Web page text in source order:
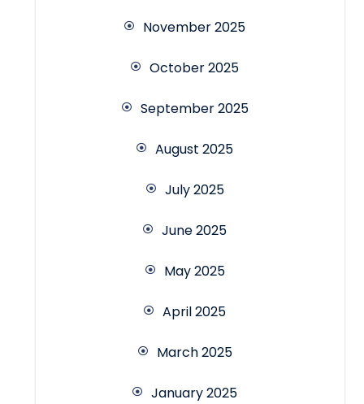
November 2025
October 2025
September 2025
August 2025
July 2025
June 2025
May 2025
April 2025
March 2025
January 2025